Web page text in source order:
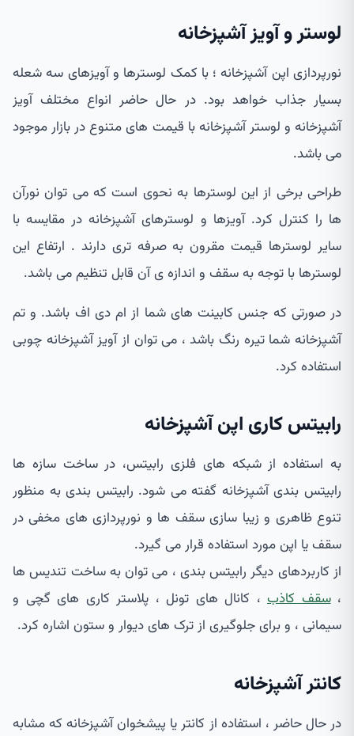
لوستر و آویز آشپزخانه
نورپردازی اپن آشپزخانه ؛ با کمک لوسترها و آویزهای سه شعله
بسیار جذاب خواهد بود. در حال حاضر انواع مختلف آویز
آشپزخانه و لوستر آشپزخانه با قیمت های متنوع در بازار موجود
می باشد.
طراحی برخی از این لوسترها به نحوی است که می توان نورآن
ها را کنترل کرد. آویزها و لوسترهای آشپزخانه در مقایسه با
سایر لوسترها قیمت مقرون به صرفه تری دارند . ارتفاع این
لوسترها با توجه به سقف و اندازه ی آن قابل تنظیم می باشد.
در صورتی که جنس کابینت های شما از ام دی اف باشد. و تم
آشپزخانه شما تیره رنگ باشد ، می توان از آویز آشپزخانه چوبی
استفاده کرد.
رابیتس کاری اپن آشپزخانه
به استفاده از شبکه های فلزی رابیتس، در ساخت سازه ها
رابیتس بندی آشپزخانه گفته می شود. رابیتس بندی به منظور
تنوع ظاهری و زیبا سازی سقف ها و نورپردازی های مخفی در
سقف یا اپن مورد استفاده قرار می گیرد.
از کاربردهای دیگر رابیتس بندی ، می توان به ساخت تندیس ها
،سقف کاذب ، کانال های تونل ، پلاستر کاری های گچی و
سیمانی ، و برای جلوگیری از ترک های دیوار و ستون اشاره کرد.
کانتر آشپزخانه
در حال حاضر ، استفاده از کانتر یا پیشخوان آشپزخانه که مشابه